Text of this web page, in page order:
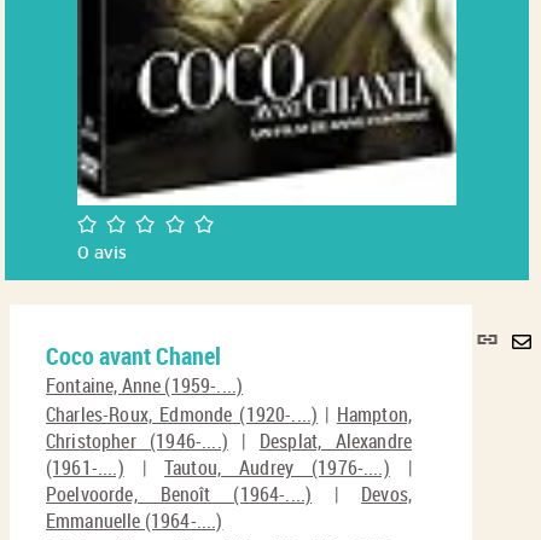
/5
0avis
Lien
Coco avant Chanel
Fontaine, Anne (1959-....)
Charles-Roux, Edmonde (1920-....) | Hampton,
Christopher (1946-....) | Desplat, Alexandre
(1961-....) | Tautou, Audrey (1976-....) |
Poelvoorde, Benoît (1964-....) | Devos,
Emmanuelle (1964-....)